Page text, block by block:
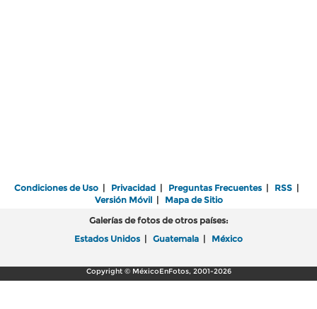
Condiciones de Uso | Privacidad | Preguntas Frecuentes | RSS |
Versión Móvil| Mapa de Sitio
Galerías de fotos de otros países:
Estados Unidos | Guatemala | México
Copyright © MéxicoEnFotos, 2001-2026